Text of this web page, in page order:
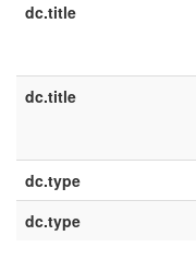
dc.title
dc.title
dc.type
dc.type